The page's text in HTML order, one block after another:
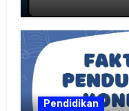
Pendidikan